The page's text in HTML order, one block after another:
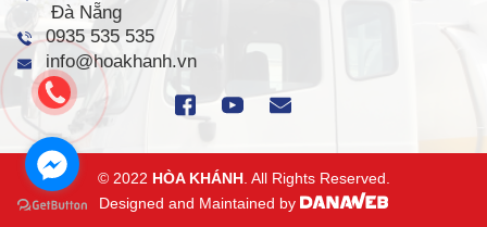
Đà Nẵng
0935 535 535
info@hoakhanh.vn
© 2022 HÒA KHÁNH. All Rights Reserved.
Designed and Maintained by